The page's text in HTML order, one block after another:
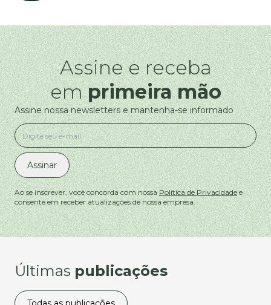
Assine e receba
emprimeira mão
Assine nossa newsletters e mantenha-se informado
Assinar
Ao se inscrever, você concorda com nossaPolítica de Privacidadee
consente em receber atualizações de nossa empresa.
Últimas publicações